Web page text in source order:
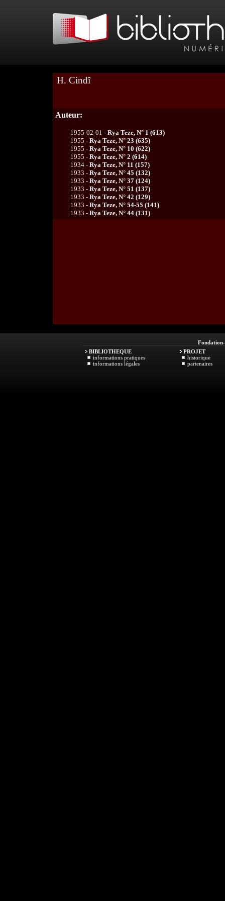
H. Cindî
Auteur:
1955-02-01 - Rya Teze, N° 1 (613)
1955 - Rya Teze, N° 23 (635)
1955 - Rya Teze, N° 10 (622)
1955 - Rya Teze, N° 2 (614)
1934 - Rya Teze, N° 11 (157)
1933 - Rya Teze, N° 45 (132)
1933 - Rya Teze, N° 37 (124)
1933 - Rya Teze, N° 51 (137)
1933 - Rya Teze, N° 42 (129)
1933 - Rya Teze, N° 54-55 (141)
1933 - Rya Teze, N° 44 (131)
Fondation
BIBLIOTHEQUE
informations pratiques
informations légales
PROJET
historique
partenaires